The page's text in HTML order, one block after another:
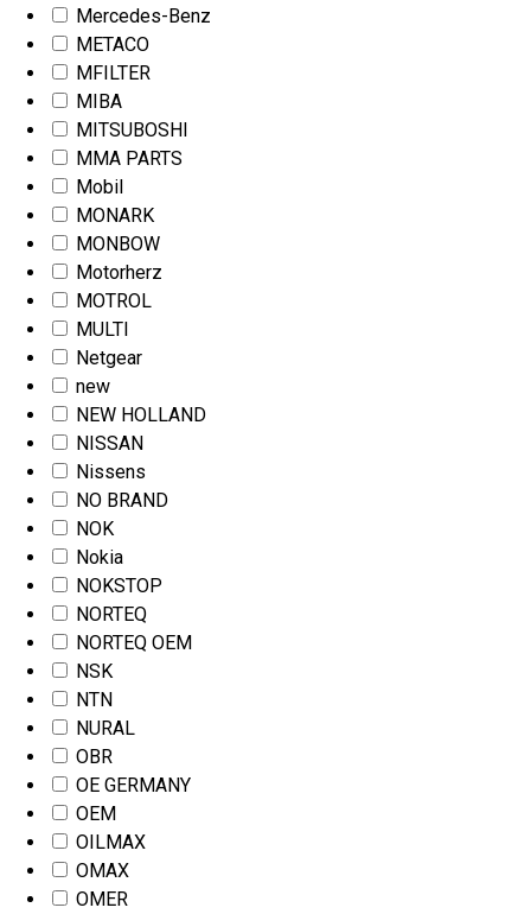
Mercedes-Benz
METACO
MFILTER
MIBA
MITSUBOSHI
MMA PARTS
Mobil
MONARK
MONBOW
Motorherz
MOTROL
MULTI
Netgear
new
NEW HOLLAND
NISSAN
Nissens
NO BRAND
NOK
Nokia
NOKSTOP
NORTEQ
NORTEQ OEM
NSK
NTN
NURAL
OBR
OE GERMANY
OEM
OILMAX
OMAX
OMER